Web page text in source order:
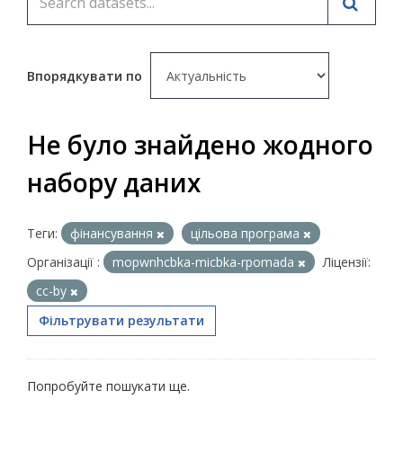
Впорядкувати по
Не було знайдено жодного
набору даних
Теги: фінансування
цільова програма
Організації :
mopwnhcbka-micbka-rpomada
Ліцензії:
cc-by
Фільтрувати результати
Попробуйте пошукати ще.